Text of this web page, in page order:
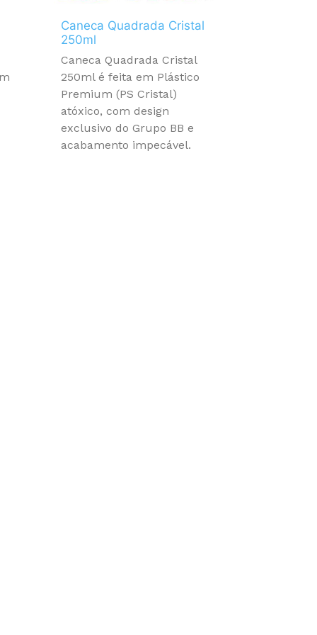
Caneca Quadrada Cristal
250ml
Caneca Quadrada Cristal
250ml é feita em Plástico
Premium (PS Cristal)
atóxico, com design
exclusivo do Grupo BB e
acabamento impecável.